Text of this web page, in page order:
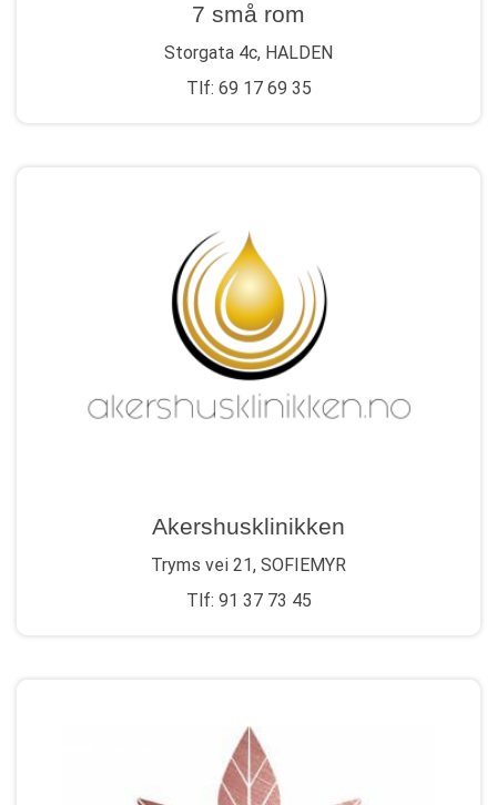
7 små rom
Storgata 4c, HALDEN
Tlf: 69 17 69 35
Akershusklinikken
Tryms vei 21, SOFIEMYR
Tlf: 91 37 73 45